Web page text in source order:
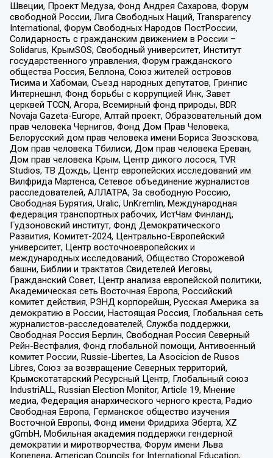
Швеции, Проект Медуза, Фонд Андрея Сахарова, Форум
свободной России, Лига Свободных Наций, Transparеncy
International, Форум Свободных Народов ПостРоссии,
Солидарность с гражданским движением в России –
Solidarus, КрымSOS, Свободный университет, Институт
государственного управления, Форум гражданского
общества Россия, Беллона, Союз жителей островов
Тисима и Хабомаи, Съезд народных депутатов, Гринпис
Интернешнл, Фонд борьбы с коррупцией Инк, Завет
церквей TCCN, Агора, Всемирный фонд природы, BDR
Novaja Gazeta-Europe, Алтай проект, Образовательный дом
прав человека Чернигов, Фонд Дом Прав Человека,
Белорусский дом прав человека имени Бориса Звозскова,
Дом прав человека Тбилиси, Дом прав человека Ереван,
Дом прав человека Крым, Центр дикого лосося, TVR
Studios, ТВ Дождь, Центр европейских исследований им
Вилфрида Мартенса, Сетевое объединение журналистов
расследователей, АЛЛАТРА, За свободную Россию,
Свободная Бурятия, Uralic, UnKremlin, Международная
федерация транспортных рабочих, ИстЧам Финланд,
Гудзоновский институт, Фонд Демократического
Развития, Комитет-2024, Центрально-Европейский
университет, Центр восточноевропейских и
международных исследований, Общество Сторожевой
башни, Библии и трактатов Свидетелей Иеговы,
Гражданский Совет, Центр анализа европейской политики,
Академическая сеть Восточная Европа, Российский
комитет действия, РЭНД корпорейшн, Русская Америка за
демократию в России, Настоящая Россия, Глобальная сеть
журналистов-расследователей, Служба поддержки,
Свободная Россия Берлин, Свободная Россия Северный
Рейн-Вестфалия, Фонд глобальной помощи, Антивоенный
комитет России, Russie-Libertes, La Asocicion de Rusos
Libres, Союз за возвращение Северных территорий,
Крымскотатарский Ресурсный Центр, Глобальный союз
IndustriALL, Russian Election Monitor, Article 19, Мнение
медиа, Федерация анархического черного креста, Радио
Свободная Европа, Германское общество изучения
Восточной Европы, Фонд имени Фридриха Эберта, XZ
gGmbH, Мобильная академия поддержки гендерной
демократии и миротворчества, Форум имени Льва
Копелева, American Councils for International Education,